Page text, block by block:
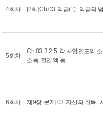
4회차 [2회] Ch 03. 익금(1) : 익금의
5회차
Ch 03. 3.2 5. 각 사업연도의
소득, 환입액 등
6회차 제9장. 문제 03. 자산의 취득 :